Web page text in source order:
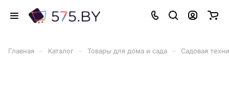
Главная Каталог Товары для дома и сада Садовая